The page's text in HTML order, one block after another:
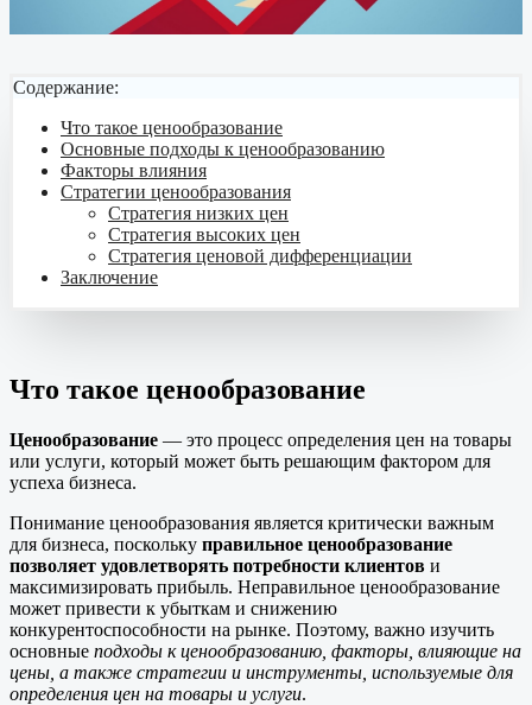
Содержание:
Что такое ценообразование
Основные подходы к ценообразованию
Факторы влияния
Стратегии ценообразования
Стратегия низких цен
Стратегия высоких цен
Стратегия ценовой дифференциации
Заключение
Что такое ценообразование
Ценообразование — это процесс определения цен на товары
или услуги, который может быть решающим фактором для
успеха бизнеса.
Понимание ценообразования является критически важным
для бизнеса, поскольку правильное ценообразование
позволяет удовлетворять потребности клиентов и
максимизировать прибыль. Неправильное ценообразование
может привести к убыткам и снижению
конкурентоспособности на рынке. Поэтому, важно изучить
основные подходы к ценообразованию, факторы, влияющие на
цены, а также стратегии и инструменты, используемые для
определения цен на товары и услуги.